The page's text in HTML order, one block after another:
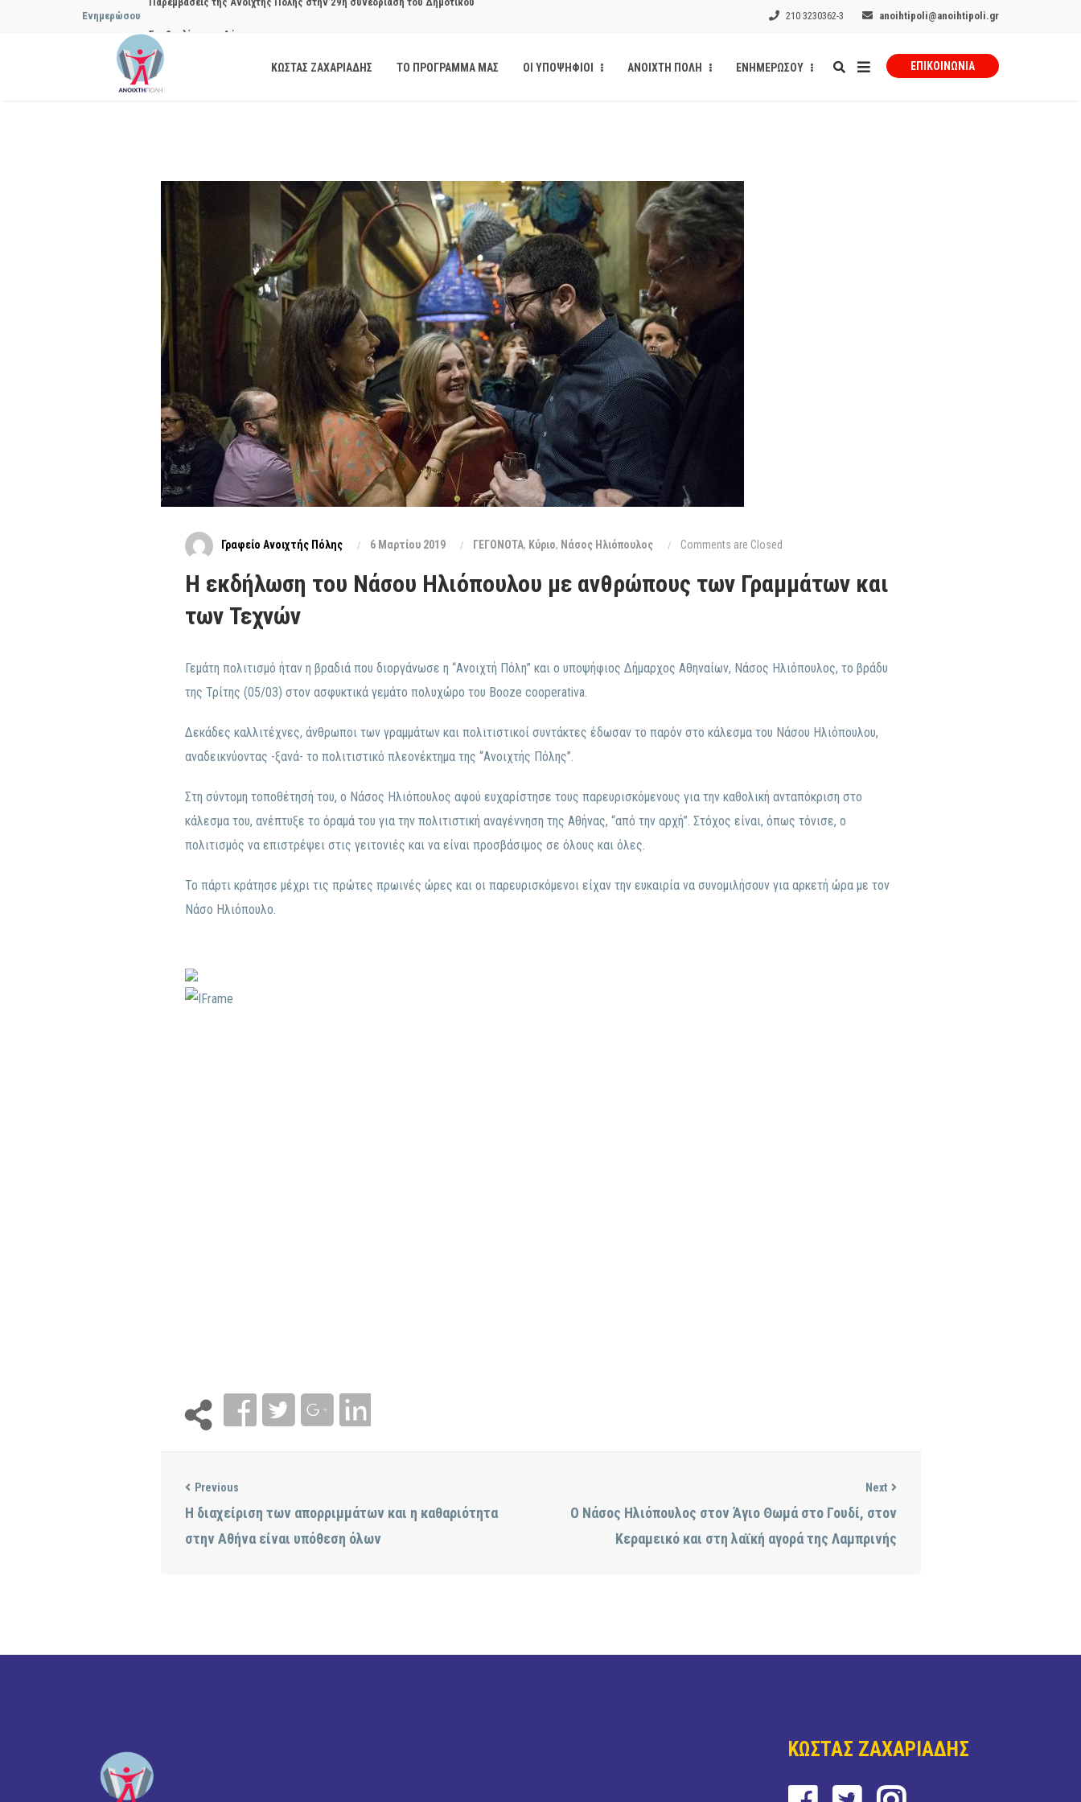
Ενημερώσου
ανακύκλωσης»
Θεσμική θωράκιση των εγκύων αιρετών μετά από την παρέμβαση της Ανοιχτής
Παρεμβάσεις της Ανοιχτής Πόλης στην 27η συνεδρίαση του Δημοτικού
Συμβουλίου του Δήμου…
Παρεμβάσεις της Ανοιχτής Πόλης στην 29η συνεδρίαση του Δημοτικού
Συμβουλίου του Δήμου…
210 3230362-3 anoihtipoli@anoihtipoli.gr
ΚΩΣΤΑΣ ΖΑΧΑΡΙΑΔΗΣ ΤΟ ΠΡΟΓΡΑΜΜΑ ΜΑΣ ΟΙ ΥΠΟΨΗΦΙΟΙ ΑΝΟΙΧΤΗ ΠΟΛΗ ΕΝΗΜΕΡΩΣΟΥ ΕΠΙΚΟΙΝΩΝΊΑ
Γραφείο Ανοιχτής Πόλης 6 Μαρτίου 2019 ΓΕΓΟΝΟΤΑ, Κύριο, Νάσος Ηλιόπουλος Comments are Closed
Η εκδήλωση του Νάσου Ηλιόπουλου με ανθρώπους των Γραμμάτων και
των Τεχνών
Γεμάτη πολιτισμό ήταν η βραδιά που διοργάνωσε η “Ανοιχτή Πόλη” και ο υποψήφιος Δήμαρχος Αθηναίων, Νάσος Ηλιόπουλος, το βράδυ
της Τρίτης (05/03) στον ασφυκτικά γεμάτο πολυχώρο του Booze cooperativa.
Δεκάδες καλλιτέχνες, άνθρωποι των γραμμάτων και πολιτιστικοί συντάκτες έδωσαν το παρόν στο κάλεσμα του Νάσου Ηλιόπουλου,
αναδεικνύοντας -ξανά- το πολιτιστικό πλεονέκτημα της “Ανοιχτής Πόλης”.
Στη σύντομη τοποθέτησή του, ο Νάσος Ηλιόπουλος αφού ευχαρίστησε τους παρευρισκόμενους για την καθολική ανταπόκριση στο
κάλεσμα του, ανέπτυξε το όραμά του για την πολιτιστική αναγέννηση της Αθήνας, “από την αρχή”. Στόχος είναι, όπως τόνισε, ο
πολιτισμός να επιστρέψει στις γειτονιές και να είναι προσβάσιμος σε όλους και όλες.
Το πάρτι κράτησε μέχρι τις πρώτες πρωινές ώρες και οι παρευρισκόμενοι είχαν την ευκαιρία να συνομιλήσουν για αρκετή ώρα με τον
Νάσο Ηλιόπουλο.
Previous
Η διαχείριση των απορριμμάτων και η καθαριότητα
στην Αθήνα είναι υπόθεση όλων
Next
Ο Νάσος Ηλιόπουλος στον Άγιο Θωμά στο Γουδί, στον
Κεραμεικό και στη λαϊκή αγορά της Λαμπρινής
ΚΩΣΤΑΣ ΖΑΧΑΡΙΑΔΗΣ